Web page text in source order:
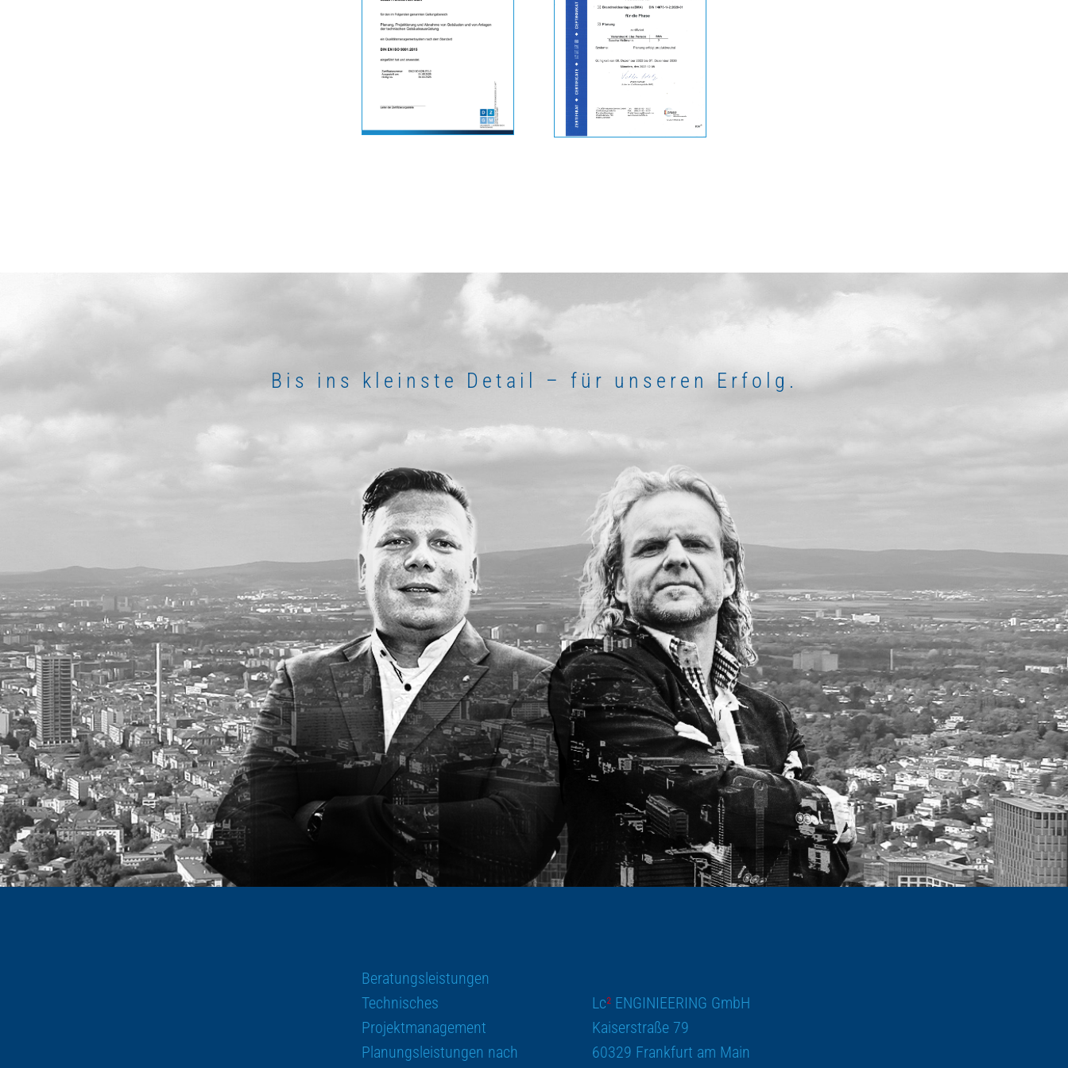
Bis ins kleinste Detail – für unseren Erfolg.
Beratungsleistungen
Technisches
Projektmanagement
Planungsleistungen nach
Lc² ENGINIEERING GmbH
Kaiserstraße 79
60329 Frankfurt am Main